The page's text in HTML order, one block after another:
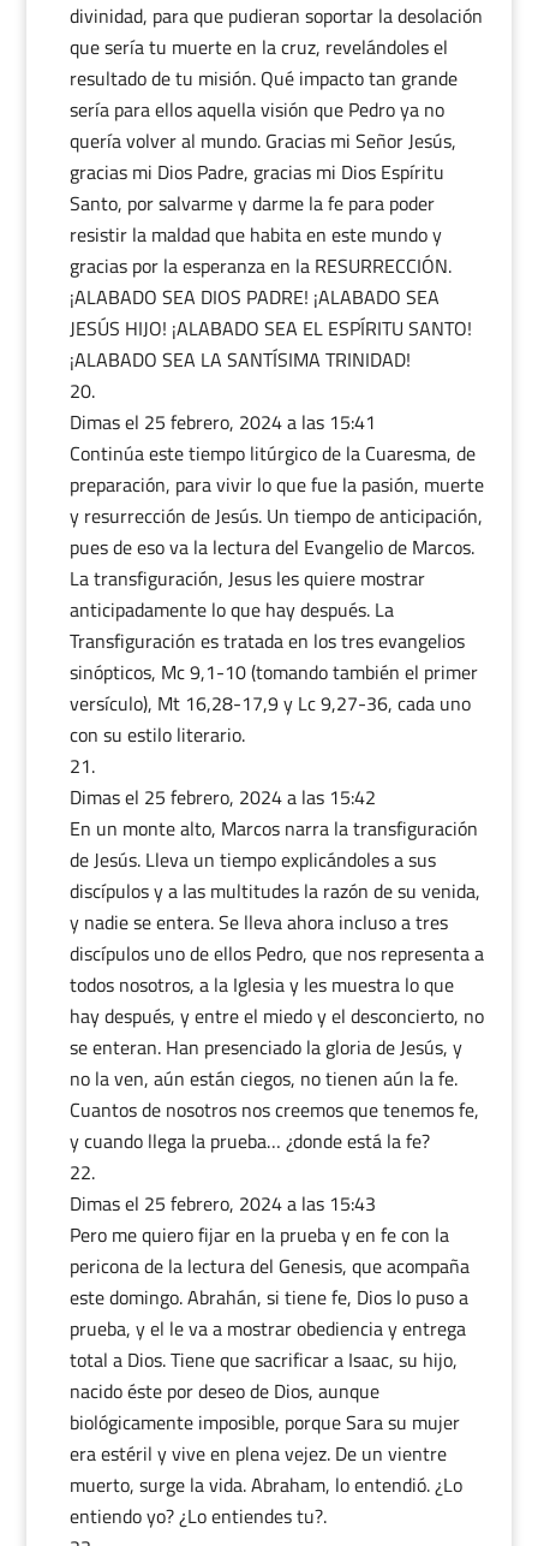
divinidad, para que pudieran soportar la desolación
que sería tu muerte en la cruz, revelándoles el
resultado de tu misión. Qué impacto tan grande
sería para ellos aquella visión que Pedro ya no
quería volver al mundo. Gracias mi Señor Jesús,
gracias mi Dios Padre, gracias mi Dios Espíritu
Santo, por salvarme y darme la fe para poder
resistir la maldad que habita en este mundo y
gracias por la esperanza en la RESURRECCIÓN.
¡ALABADO SEA DIOS PADRE! ¡ALABADO SEA
JESÚS HIJO! ¡ALABADO SEA EL ESPÍRITU SANTO!
¡ALABADO SEA LA SANTÍSIMA TRINIDAD!
Dimasel 25 febrero, 2024 a las 15:41
Continúa este tiempo litúrgico de la Cuaresma, de
preparación, para vivir lo que fue la pasión, muerte
y resurrección de Jesús. Un tiempo de anticipación,
pues de eso va la lectura del Evangelio de Marcos.
La transfiguración, Jesus les quiere mostrar
anticipadamente lo que hay después. La
Transfiguración es tratada en los tres evangelios
sinópticos, Mc 9,1-10 (tomando también el primer
versículo), Mt 16,28-17,9 y Lc 9,27-36, cada uno
con su estilo literario.
Dimasel 25 febrero, 2024 a las 15:42
En un monte alto, Marcos narra la transfiguración
de Jesús. Lleva un tiempo explicándoles a sus
discípulos y a las multitudes la razón de su venida,
y nadie se entera. Se lleva ahora incluso a tres
discípulos uno de ellos Pedro, que nos representa a
todos nosotros, a la Iglesia y les muestra lo que
hay después, y entre el miedo y el desconcierto, no
se enteran. Han presenciado la gloria de Jesús, y
no la ven, aún están ciegos, no tienen aún la fe.
Cuantos de nosotros nos creemos que tenemos fe,
y cuando llega la prueba… ¿donde está la fe?
Dimasel 25 febrero, 2024 a las 15:43
Pero me quiero fijar en la prueba y en fe con la
pericona de la lectura del Genesis, que acompaña
este domingo. Abrahán, si tiene fe, Dios lo puso a
prueba, y el le va a mostrar obediencia y entrega
total a Dios. Tiene que sacrificar a Isaac, su hijo,
nacido éste por deseo de Dios, aunque
biológicamente imposible, porque Sara su mujer
era estéril y vive en plena vejez. De un vientre
muerto, surge la vida. Abraham, lo entendió. ¿Lo
entiendo yo? ¿Lo entiendes tu?.